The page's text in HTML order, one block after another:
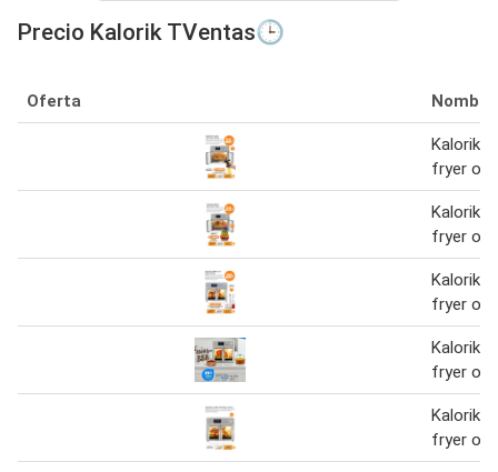
Precio Kalorik TVentas🕒
Oferta Nombre
Kalorik
fryer
Kalorik
fryer
Kalorik
fryer
Kalorik
fryer
Kalorik
fryer